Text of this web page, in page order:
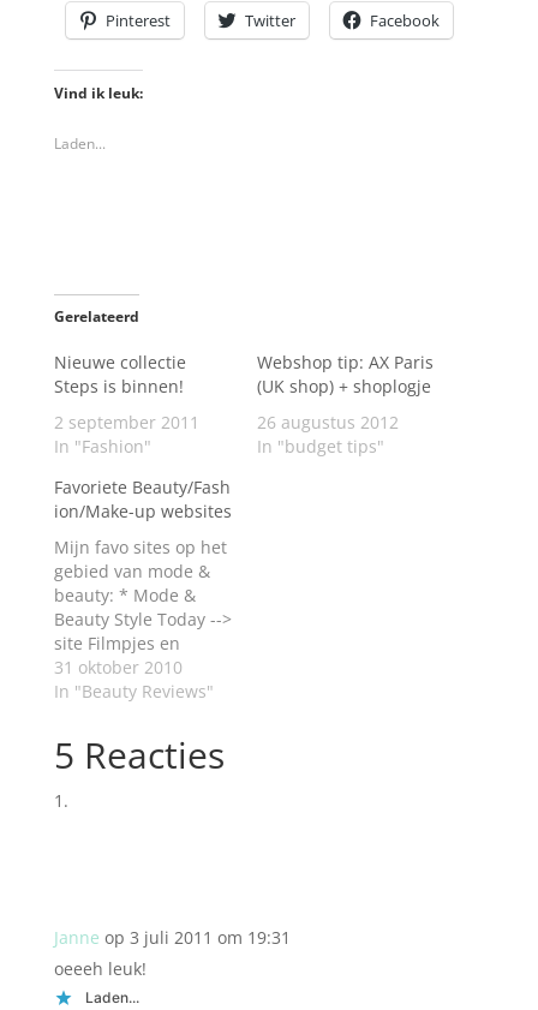
Pinterest Twitter Facebook
Vind ik leuk:
Laden...
Gerelateerd
Nieuwe collectie
Steps is binnen!
2 september 2011
In "Fashion"
Webshop tip: AX Paris
(UK shop) + shoplogje
26 augustus 2012
In "budget tips"
Favoriete Beauty/Fash
ion/Make-up websites
Mijn favo sites op het
gebied van mode &
beauty: * Mode &
Beauty Style Today -->
site Filmpjes en
allerlei informatie op
het gebied van
accessoires, styling
etc. Good2be ~~> site
nieuwtjes te lezen
31 oktober 2010
In "Beauty Reviews"
5 Reacties
Janne op 3 juli 2011 om 19:31
oeeeh leuk!
Laden...